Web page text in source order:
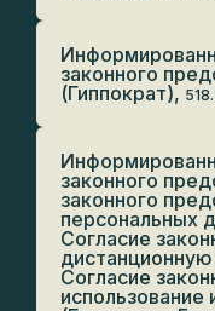
законного
(Гиппократ),
законного
законного
персональных
Согласие
Согласие